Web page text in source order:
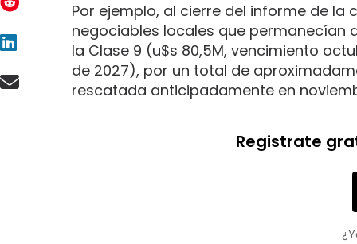
Por ejemplo, al cierre del informe de la
negociables locales que permanecían
la Clase 9 (u$s 80,5M, vencimiento
de 2027), por un total de
rescatada anticipadamente en
Registrate